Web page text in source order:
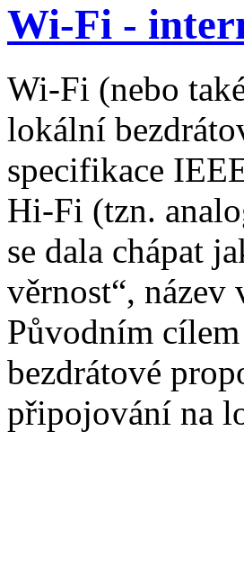
Wi-Fi -
Wi-Fi (nebo
lokální
specifikace
Hi-Fi (tzn.
se dala chápat
věrnost“,
Původním
bezdrátové
připojování na